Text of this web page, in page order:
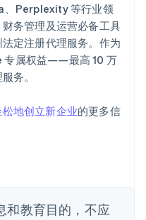
、Perplexity 等行业领
务管理及运营必备工具
定注册代理服务。作为
专属权益——最高 10 万
务。
地创立新企业的更多信
和教育目的，不应